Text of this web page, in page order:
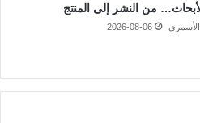
من النشر إلى المنتج
2026-08-06